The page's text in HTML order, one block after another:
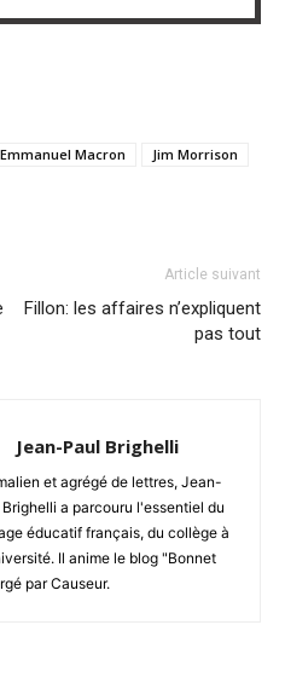
Emmanuel Macron
Jim Morrison
Article suivant
Fillon: les affaires n’expliquent
pas tout
Jean-Paul Brighelli
et agrégé de lettres, Jean-
Brighelli a parcouru l'essentiel du
éducatif français, du collège à
Il anime le blog "Bonnet
par Causeur.